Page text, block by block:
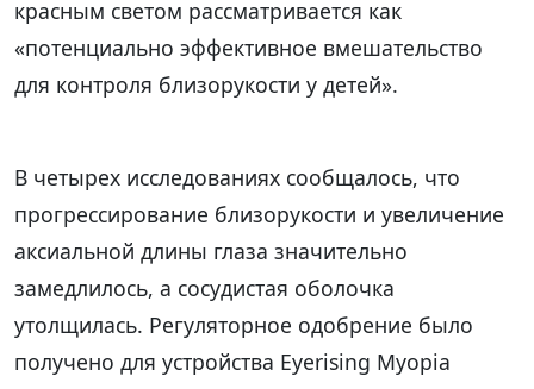
красным светом рассматривается как
«потенциально эффективное вмешательство
для контроля близорукости у детей».
В четырех исследованиях сообщалось, что
прогрессирование близорукости и увеличение
аксиальной длины глаза значительно
замедлилось, а сосудистая оболочка
утолщилась. Регуляторное одобрение было
получено для устройства Eyerising Myopia